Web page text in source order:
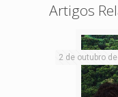
Artigos
2 de outubro de